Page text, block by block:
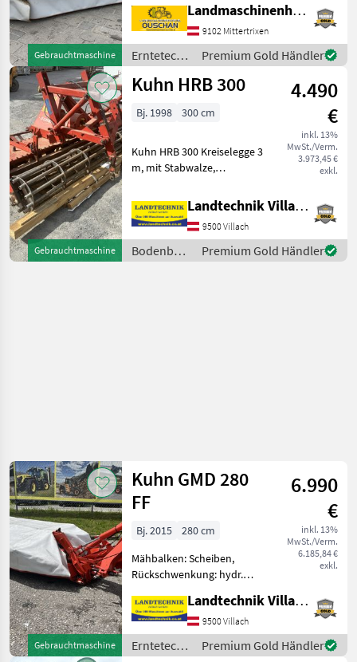
Gebrauchtmaschine
270 Frontmähwerk -
Arbeitsbreite 265cm -
Perfekte Schwadablage
unterm Traktor -
Schnitthöhenverstel
Landmaschinenhandel Ouschan Anton
9102 Mittertrixen
Erntetechnik
Grünland /
Kuhn
Premium Gold Händler
Gebrauchtmaschine
Kuhn HRB 300
4.490
€
inkl. 13%
MwSt./Verm.
3.973,45 €
exkl.
Bj. 1998 300 cm
Kuhn HRB 300 Kreiselegge 3
m, mit Stabwalze,
Reparaturbedürftig- bei
einem Kreisel undicht, wie
vom Kunden steht, prompt
verfügbar. Für we
Landtechnik Villach GmbH
9500 Villach
Bodenbearbeitung
/ Kuhn
Premium Gold Händler
Gebrauchtmaschine
Kuhn GMD 280
FF
6.990
€
inkl. 13%
MwSt./Verm.
6.185,84 €
exkl.
Bj. 2015
280 cm
Mähbalken: Scheiben,
Rückschwenkung: hydr.
Mähwerks: Heckmähwerke,
Beleuchtung,
Klingenschnellverschluss,
Anfahrtssicherung Kuhn
Landtechnik Villach GmbH
9500 Villach
Erntetechnik
Premium Gold Händler